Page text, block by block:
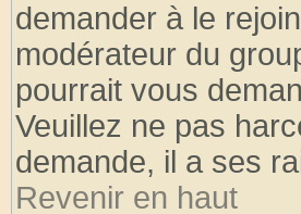
demander à le
modérateur du
pourrait vous
Veuillez ne pas
demande, il a ses
Revenir en haut